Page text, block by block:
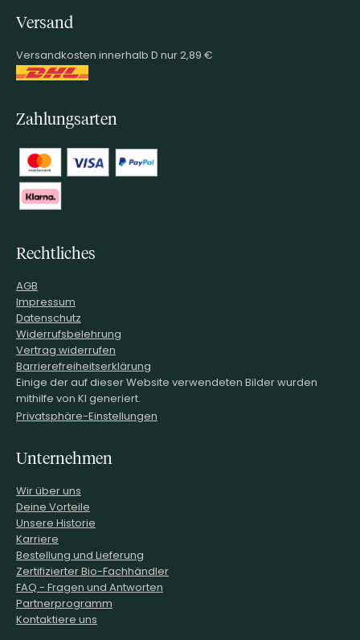
Versand
Versandkosten innerhalb D nur 2,89 €
Zahlungsarten
Rechtliches
AGB
Impressum
Datenschutz
Widerrufsbelehrung
Vertrag widerrufen
Barrierefreiheitserklärung
Einige der auf dieser Website verwendeten Bilder wurden
mithilfe von KI generiert.
Privatsphäre-Einstellungen
Unternehmen
Wir über uns
Deine Vorteile
Unsere Historie
Karriere
Bestellung und Lieferung
Zertifizierter Bio-Fachhändler
FAQ - Fragen und Antworten
Partnerprogramm
Kontaktiere uns